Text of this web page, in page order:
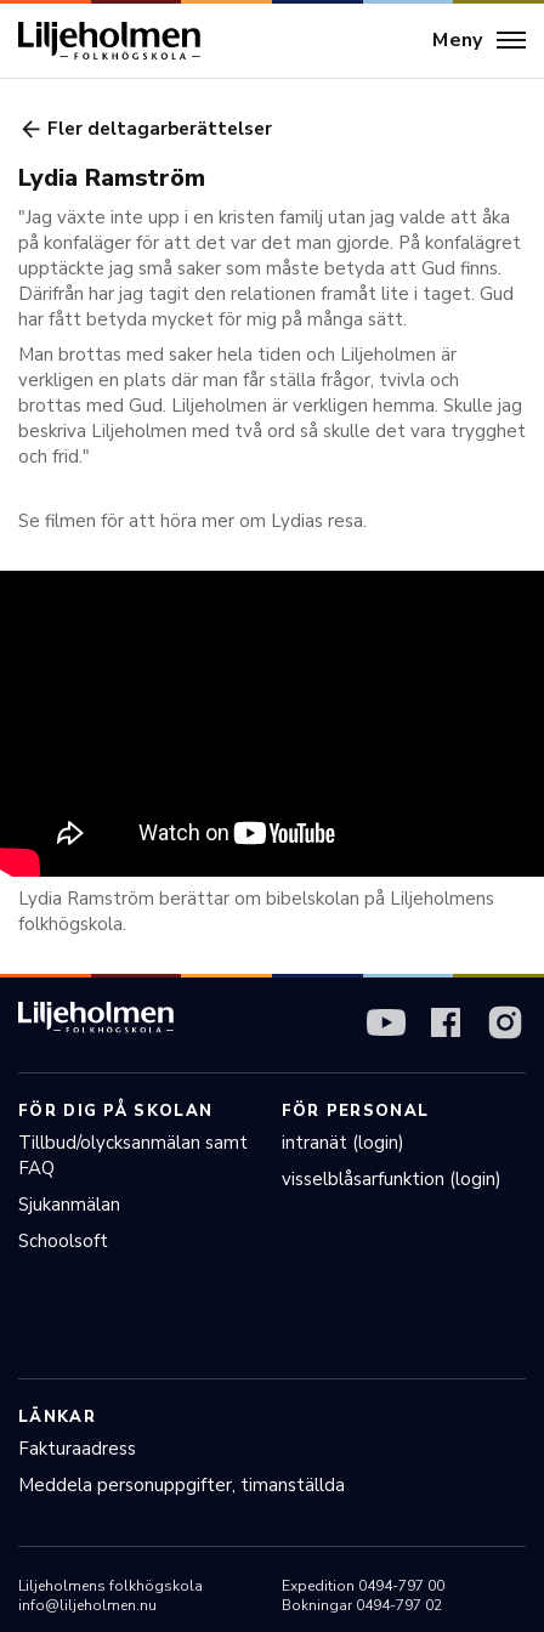
Meny
Fler deltagarberättelser
Lydia Ramström
"Jag växte inte upp i en kristen familj utan jag valde att åka
på konfaläger för att det var det man gjorde. På konfalägret
upptäckte jag små saker som måste betyda att Gud finns.
Därifrån har jag tagit den relationen framåt lite i taget. Gud
har fått betyda mycket för mig på många sätt.
Man brottas med saker hela tiden och Liljeholmen är
verkligen en plats där man får ställa frågor, tvivla och
brottas med Gud. Liljeholmen är verkligen hemma. Skulle jag
beskriva Liljeholmen med två ord så skulle det vara trygghet
och frid."
Se filmen för att höra mer om Lydias resa.
Lydia Ramström berättar om bibelskolan på Liljeholmens
folkhögskola.
FÖR DIG PÅ SKOLAN
Tillbud/olycksanmälan samt
FAQ
Sjukanmälan
Schoolsoft
FÖR PERSONAL
intranät (login)
visselblåsarfunktion (login)
LÄNKAR
Fakturaadress
Meddela personuppgifter, timanställda
Liljeholmens folkhögskola
info@liljeholmen.nu
Expedition 0494-797 00
Bokningar 0494-797 02